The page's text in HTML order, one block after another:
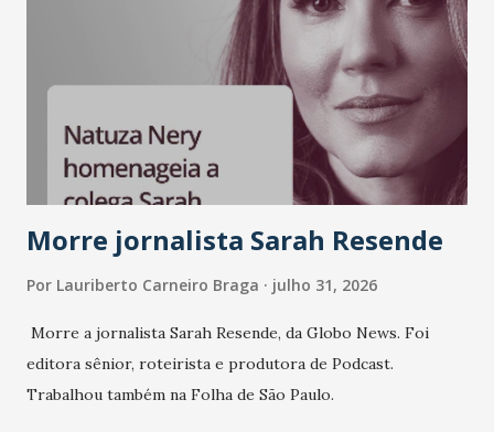
Morre jornalista Sarah Resende
Por Lauriberto Carneiro Braga julho 31, 2026
Morre a jornalista Sarah Resende, da Globo News. Foi
editora sênior, roteirista e produtora de Podcast.
Trabalhou também na Folha de São Paulo.